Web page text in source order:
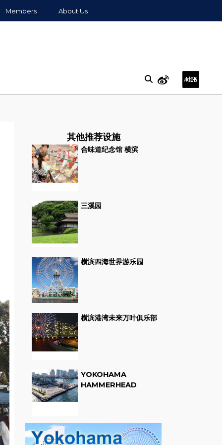
Members About Us
其他推荐设施
合味道纪念馆 横滨
三溪园
横滨四海世界游乐园
横滨港湾未来万叶俱乐部
YOKOHAMA
HAMMERHEAD